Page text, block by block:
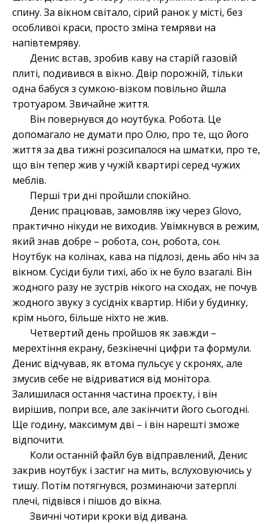
спину. За вікном світало, сірий ранок у місті, без
особливої краси, просто зміна темряви на
напівтемряву.
Денис встав, зробив каву на старій газовій
плиті, подивився в вікно. Двір порожній, тільки
одна бабуся з сумкою-візком повільно йшла
тротуаром. Звичайне життя.
Він повернувся до ноутбука. Робота. Це
допомагало не думати про Олю, про те, що його
життя за два тижні розсипалося на шматки, про те,
що він тепер жив у чужій квартирі серед чужих
меблів.
Перші три дні пройшли спокійно.
Денис працював, замовляв їжу через Glovo,
практично нікуди не виходив. Увімкнувся в режим,
який знав добре – робота, сон, робота, сон.
Ноутбук на колінах, кава на підлозі, день або ніч за
вікном. Сусіди були тихі, або їх не було взагалі. Він
жодного разу не зустрів нікого на сходах, не почув
жодного звуку з сусідніх квартир. Ніби у будинку,
крім нього, більше ніхто не жив.
Четвертий день пройшов як завжди –
мерехтіння екрану, безкінечні цифри та формули.
Денис відчував, як втома пульсує у скронях, але
змусив себе не відриватися від монітора.
Залишилася остання частина проєкту, і він
вирішив, попри все, але закінчити його сьогодні.
Ще годину, максимум дві – і він нарешті зможе
відпочити.
Коли останній файл був відправлений, Денис
закрив ноутбук і застиг на мить, вслуховуючись у
тишу. Потім потягнувся, розминаючи затерплі
плечі, підвівся і пішов до вікна.
Звичні чотири кроки від дивана.